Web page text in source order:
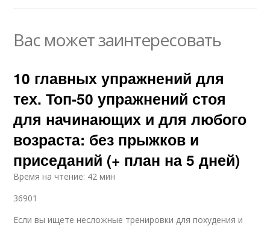
Вас может заинтересовать
10 главных упражнений для
тех. Топ-50 упражнений стоя
для начинающих и для любого
возраста: без прыжков и
приседаний (+ план на 5 дней)
Время на чтение: 42 мин
36901
Если вы ищете несложные тренировки для похудения и